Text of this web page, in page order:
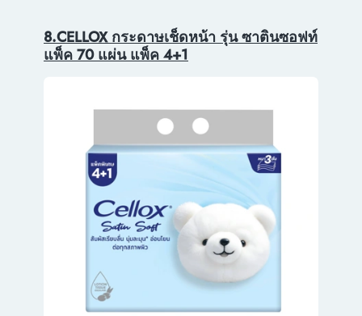
8.CELLOX กระดาษเช็ดหน้า รุ่น ซาตินซอฟท์
แพ็ค 70 แผ่น แพ็ค 4+1